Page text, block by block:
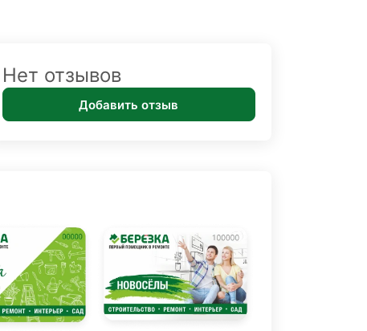
Нет отзывов
Добавить отзыв